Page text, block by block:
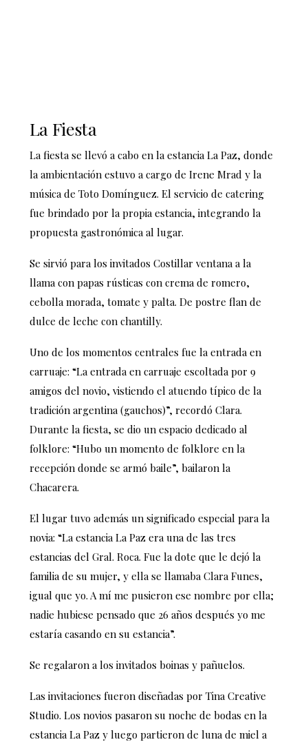
La Fiesta
La fiesta se llevó a cabo en la estancia La Paz, donde
la ambientación estuvo a cargo de Irene Mrad y la
música de Toto Domínguez. El servicio de catering
fue brindado por la propia estancia, integrando la
propuesta gastronómica al lugar.
Se sirvió para los invitados Costillar ventana a la
llama con papas rústicas con crema de romero,
cebolla morada, tomate y palta. De postre flan de
dulce de leche con chantilly.
Uno de los momentos centrales fue la entrada en
carruaje: “La entrada en carruaje escoltada por 9
amigos del novio, vistiendo el atuendo típico de la
tradición argentina (gauchos)”, recordó Clara.
Durante la fiesta, se dio un espacio dedicado al
folklore: “Hubo un momento de folklore en la
recepción donde se armó baile”, bailaron la
Chacarera.
El lugar tuvo además un significado especial para la
novia: “La estancia La Paz era una de las tres
estancias del Gral. Roca. Fue la dote que le dejó la
familia de su mujer, y ella se llamaba Clara Funes,
igual que yo. A mí me pusieron ese nombre por ella;
nadie hubiese pensado que 26 años después yo me
estaría casando en su estancia”.
Se regalaron a los invitados boinas y pañuelos.
Las invitaciones fueron diseñadas por Tina Creative
Studio. Los novios pasaron su noche de bodas en la
estancia La Paz y luego partieron de luna de miel a